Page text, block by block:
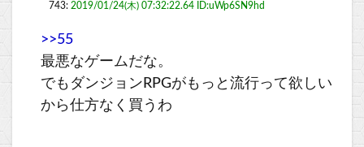
743: 2019/01/24(木) 07:32:22.64 ID:uWp6SN9hd
>>55
最悪なゲームだな。
でもダンジョンRPGがもっと流行って欲しい
から仕方なく買うわ